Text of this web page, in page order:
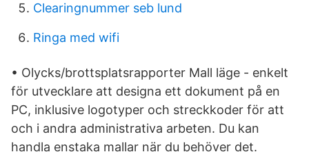
Clearingnummer seb lund
Ringa med wifi
• Olycks/brottsplatsrapporter Mall läge - enkelt
för utvecklare att designa ett dokument på en
PC, inklusive logotyper och streckkoder för att
och i andra administrativa arbeten. Du kan
handla enstaka mallar när du behöver det.